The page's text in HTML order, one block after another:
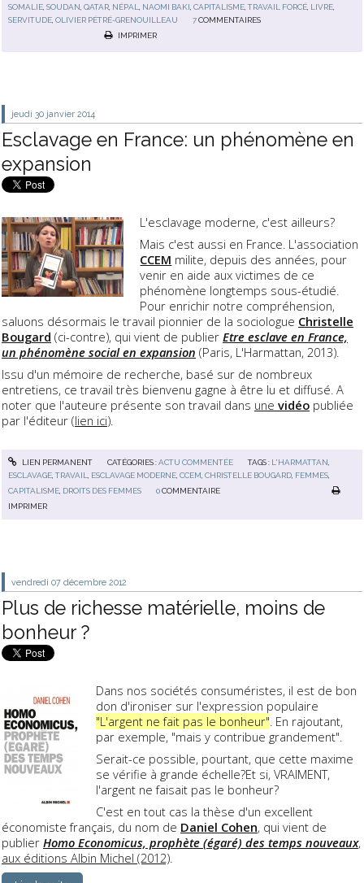
SOMALIE,SOUDAN,QATAR, NÉPAL, NAOMI BAKI,CAPITALISME,TRAVAIL FORCÉ, LIVRE,
SERVITUDE,OLIVIER PÉTRÉ-GRENOUILLEAU 7 COMMENTAIRES
IMPRIMER
jeudi 30 janvier 2014
Esclavage en France: un phénomène en
expansion
L'esclavage moderne, c'est ailleurs?
Mais c'est aussi en France. L'association
CCEM milite, depuis des années, pour
venir en aide aux victimes de ce
phénomène longtemps sous-étudié.
Pour enrichir notre compréhension,
saluons désormais le travail pionnier de la sociologue Christelle
Bougard (ci-contre), qui vient de publier Etre esclave en France,
un phénomène social en expansion (Paris, L'Harmattan, 2013).
Issu d'un mémoire de recherche, basé sur de nombreux
entretiens, ce travail très bienvenu gagne à être lu et diffusé. A
noter que l'auteure présente son travail dans une vidéo publiée
par l'éditeur (lien ici).
LIEN PERMANENT CATÉGORIES :ACTU COMMENTÉE TAGS : L'HARMATTAN,
ESCLAVAGE,TRAVAIL, ESCLAVAGE MODERNE,CCEM,CHRISTELLE BOUGARD, FEMMES,
CAPITALISME DROITS DES FEMMES 0 COMMENTAIRE
IMPRIMER
vendredi 07 décembre 2012
Plus de richesse matérielle, moins de
bonheur ?
Dans nos sociétés consuméristes, il est de bon
don d'ironiser sur l'expression populaire
"L'argent ne fait pas le bonheur" . En rajoutant,
par exemple, "mais y contribue grandement".
Serait-ce possible, pourtant, que cette maxime
se vérifie à grande échelle?Et si, VRAIMENT,
l'argent ne faisait pas le bonheur?
C'est en tout cas la thèse d'un excellent
économiste français, du nom de Daniel Cohen, qui vient de
publier Homo Economicus, prophète (égaré) des temps nouveaux,
aux éditions Albin Michel (2012)